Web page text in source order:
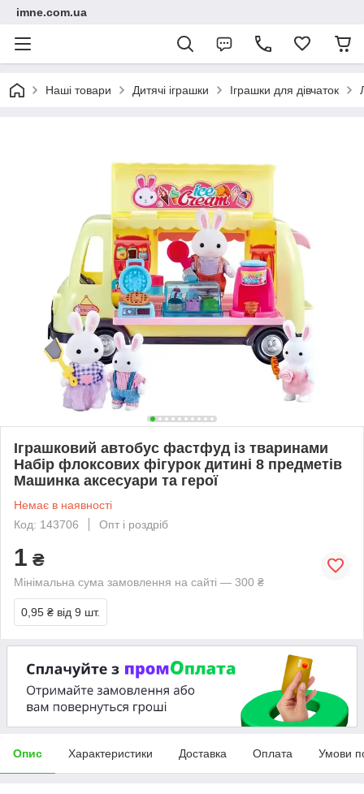
imne.com.ua
Наші товари Дитячі іграшки Іграшки для дівчаток
Іграшковий автобус фастфуд із тваринами
Набір флоксових фігурок дитині 8 предметів
Машинка аксесуари та герої
Немає в наявності
Код: 143706
Опт і роздріб
1 ₴
Мінімальна сума замовлення на сайті — 300 ₴
0,95 ₴ від 9 шт.
Опис Характеристики Доставка Оплата Умови